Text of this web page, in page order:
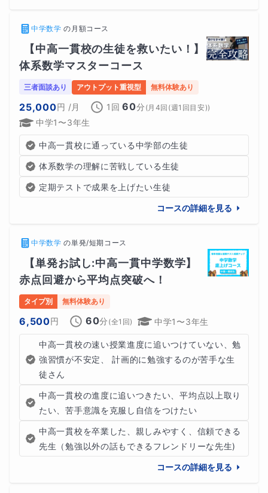
中学数学 の 月額コース
【中高一貫校の生徒を救いたい！】
体系数学マスターコース
三者面談あり アウトプット重視型 無料体験あり
25,000円 /月 1回 60分 (月4回(週1回目安))
中学1〜3年生
中高一貫校に通っている中学部の生徒
体系数学の理解に苦戦している生徒
定期テストで成果を上げたい生徒
コースの詳細を見る
中学数学 の単発/短期コース
【単発お試し:中高一貫中学数学】
赤点回避から平均点突破へ！
タイプ別 無料体験あり
6,500円 60分 (全1 回) 中学1〜3年生
中高一貫校の速い授業進度に追いつけていない、勉
強習慣が不安定、 計画的に勉強するのが苦手な生
徒さん
中高一貫校の進度に追いつきたい、平均点以上取り
たい、苦手意識を克服し自信をつけたい
中高一貫校を卒業した、親しみやすく、信頼できる
先生（勉強以外の話もできるフレンドリーな先生)
コースの詳細を見る